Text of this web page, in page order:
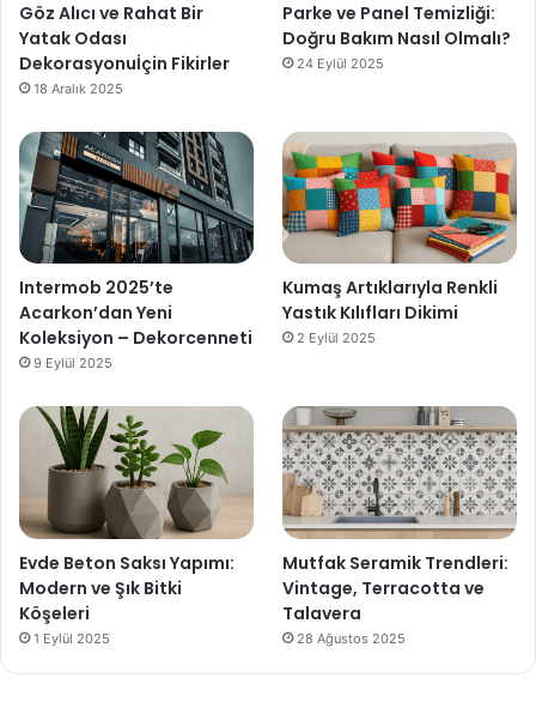
Göz Alıcı ve Rahat Bir
Yatak Odası
Dekorasyonuİçin Fikirler
18 Aralık 2025
Parke ve Panel Temizliği:
Doğru Bakım Nasıl Olmalı?
24 Eylül 2025
Intermob 2025’te
Acarkon’dan Yeni
Koleksiyon – Dekorcenneti
9 Eylül 2025
Kumaş Artıklarıyla Renkli
Yastık Kılıfları Dikimi
2 Eylül 2025
Evde Beton Saksı Yapımı:
Modern ve Şık Bitki
Köşeleri
1 Eylül 2025
Mutfak Seramik Trendleri:
Vintage, Terracotta ve
Talavera
28 Ağustos 2025